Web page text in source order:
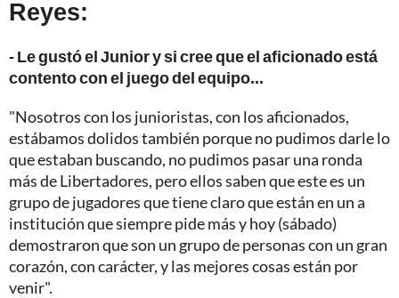
Reyes:
- Le gustó el Junior y si cree que el aficionado está
contento con el juego del equipo...
"Nosotros con los junioristas, con los aficionados,
estábamos dolidos también porque no pudimos darle lo
que estaban buscando, no pudimos pasar una ronda
más de Libertadores, pero ellos saben que este es un
grupo de jugadores que tiene claro que están en un a
institución que siempre pide más y hoy (sábado)
demostraron que son un grupo de personas con un gran
corazón, con carácter, y las mejores cosas están por
venir".